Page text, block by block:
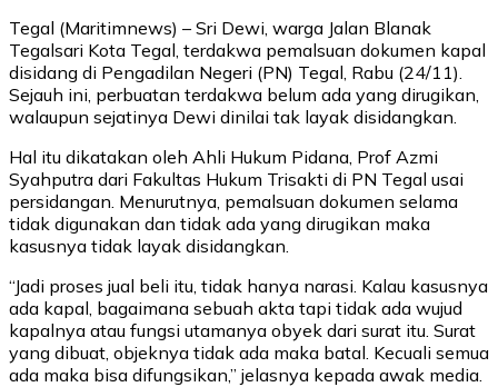
Tegal (Maritimnews) – Sri Dewi, warga Jalan Blanak
Tegalsari Kota Tegal, terdakwa pemalsuan dokumen kapal
disidang di Pengadilan Negeri (PN) Tegal, Rabu (24/11).
Sejauh ini, perbuatan terdakwa belum ada yang dirugikan,
walaupun sejatinya Dewi dinilai tak layak disidangkan.
Hal itu dikatakan oleh Ahli Hukum Pidana, Prof Azmi
Syahputra dari Fakultas Hukum Trisakti di PN Tegal usai
persidangan. Menurutnya, pemalsuan dokumen selama
tidak digunakan dan tidak ada yang dirugikan maka
kasusnya tidak layak disidangkan.
“Jadi proses jual beli itu, tidak hanya narasi. Kalau kasusnya
ada kapal, bagaimana sebuah akta tapi tidak ada wujud
kapalnya atau fungsi utamanya obyek dari surat itu. Surat
yang dibuat, objeknya tidak ada maka batal. Kecuali semua
ada maka bisa difungsikan,” jelasnya kepada awak media.